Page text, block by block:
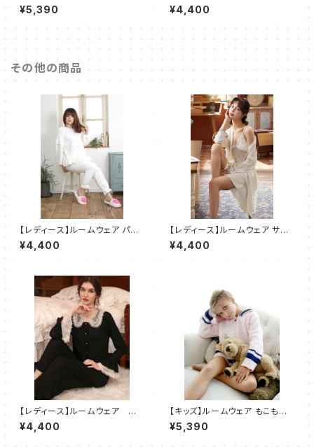
パジャマ 部屋着 2点セット
¥5,390
ン レース ワンピース パジャマ
部屋着 ２点セット SH024
¥4,400
その他の商品
【レディース】ルームウェア パイ
ン柄 レース パジャマ 部屋着 ２
点セット SH507
¥4,400
【レディース】ルームウェア サテ
ン レース ワンピース パジャマ
部屋着 ２点セット SH024
¥4,400
【レディース】ルームウェア レ
ース パジャマ 部屋着 2点
セット
¥4,400
【キッズ】ルームウェア もこもこ
パジャマ 部屋着 2点セット
¥5,390